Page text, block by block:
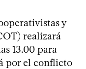
y
realizará
13.00 para
por el conflicto